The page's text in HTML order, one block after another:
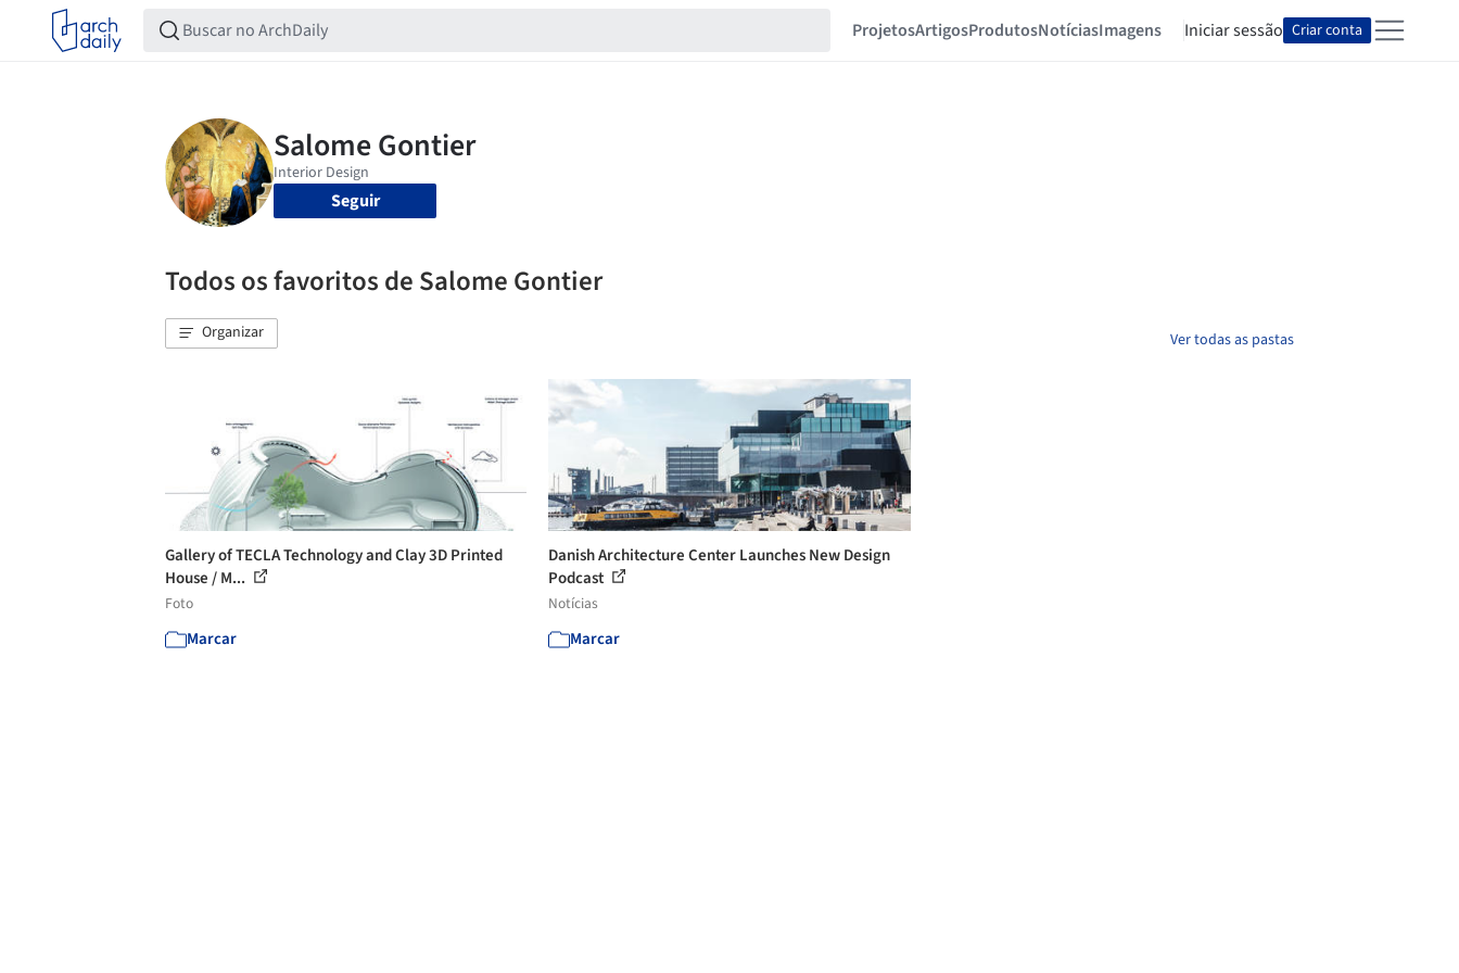
ProjetosArtigosProdutosNotíciasImagens Iniciar sessão Criar conta
Seguir
Todos os favoritos de Salome Gontier
Organizar Ver todas as pastas
Gallery of TECLA Technology and Clay 3D Printed
House / M...
Foto
Marcar
Danish Architecture Center Launches New Design
Podcast
Notícias
Marcar